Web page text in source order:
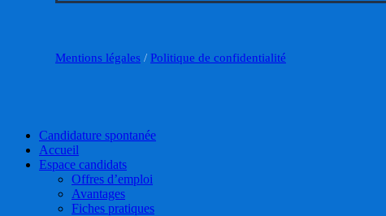
Mentions légales / Politique de confidentialité
Close
Menu
Candidature spontanée
Accueil
Espace candidats
Offres d’emploi
Avantages
Fiches pratiques